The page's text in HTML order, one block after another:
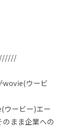
wovie(ウービ
ウービー)エー
まま企業への